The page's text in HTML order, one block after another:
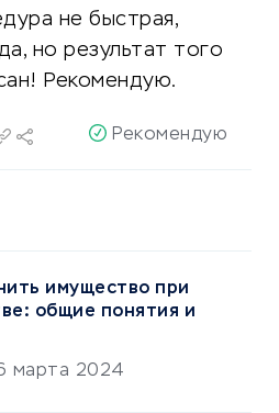
не быстрая,
но результат того
Рекомендую.
Рекомендую
имущество при
общие понятия и
марта 2024